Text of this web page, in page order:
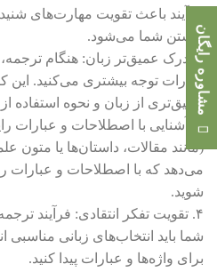
فرآیند باعث تقویت مهارت‌های
نوشتن شما می‌شود.
۲. درک عمیق‌تر زبان: هنگام
عبارات توجه بیشتری می‌کنید. این
عمیق‌تری از زبان و نحوه استفاده از
۳. آشنایی با اصطلاحات و عبارات
(مانند مقالات، داستان‌ها یا متون
می‌دهد که با اصطلاحات و عبارات
شوید.
۴. تقویت تفکر انتقادی: فرآیند
شما باید انتخاب‌های زبانی مناسبی
برای واژه‌ها و عبارات پیدا کنید.
مشاوره رایگان